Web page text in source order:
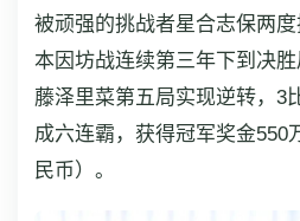
被顽强的挑战者星合志保两
本因坊战连续第三年下到决
藤泽里菜第五局实现逆转，3
成六连霸，获得冠军奖金550
民币）。